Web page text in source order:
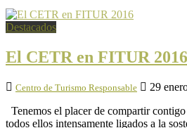
Destacados
El CETR en FITUR 2016
Centro de Turismo Responsable
29
Tenemos el placer de compartir
todos ellos intensamente ligados a la